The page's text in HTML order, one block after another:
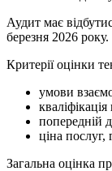
Аудит має
березня 2026 року.
Критерії оцінки
умови
попередній
ціна послуг,
Загальна оцінка